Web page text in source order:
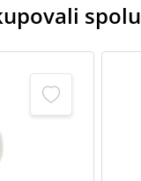
spolu